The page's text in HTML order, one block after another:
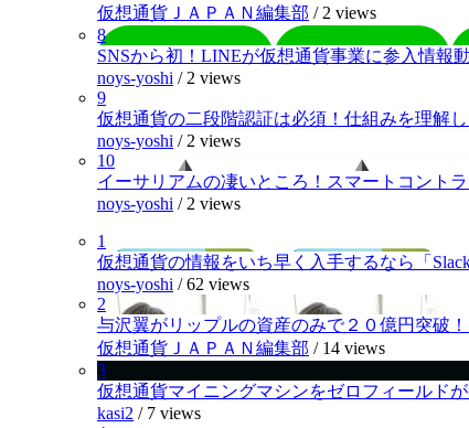
仮想通貨ＪＡＰＡＮ編集部 / 2 views
8
SNSから初！LINEが仮想通貨事業に参入情報
noys-yoshi / 2 views
9
仮想通貨の二段階認証は必須！仕組みを理解し
noys-yoshi / 2 views
10
イーサリアムの凄いところ！スマートコント
noys-yoshi / 2 views
1
仮想通貨の情報をいち早く入手するなら「Slack
noys-yoshi /62 views
2
与沢翼がリップルの資産のみで２０億円突破
仮想通貨ＪＡＰＡＮ編集部 / 14 views
3
仮想通貨マイニングマシンをゼロフィールドが
kasi2 / 7 views